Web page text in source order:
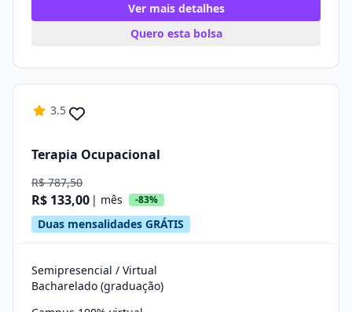
Ver mais detalhes
Quero esta bolsa
3.5
Terapia Ocupacional
R$ 787,50
R$ 133,00 | mês -83%
Duas mensalidades GRÁTIS
Semipresencial / Virtual
Bacharelado (graduação)